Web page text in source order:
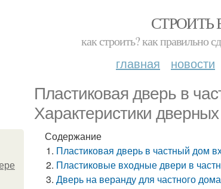
СТРОИТЬ
как строить? как правильно
главная новости
Пластиковая дверь в
Характеристики
Содержание
Пластиковая дверь в частный дом
Пластиковые входные двери в
Дверь на веранду для частного